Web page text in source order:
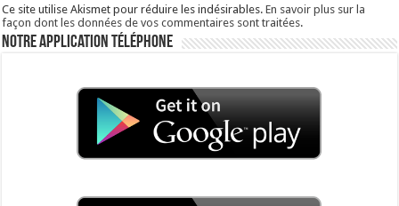
Ce site utilise Akismet pour réduire les indésirables.En savoir plus sur la
façon dont les données de vos commentaires sont traitées.
Notre application téléphone